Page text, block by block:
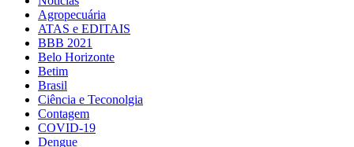
Agropecuária
ATAS e EDITAIS
BBB 2021
Belo Horizonte
Betim
Brasil
Ciência e Teconolgia
Contagem
COVID-19
Dengue